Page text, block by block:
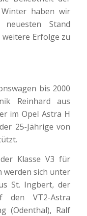
haben wir
Stand
Erfolge zu
bis 2000
Reinhard aus
im Opel Astra H
25-Jährige von
Klasse V3 für
werden sich unter
St. Ingbert, der
den VT2-Astra
(Odenthal), Ralf